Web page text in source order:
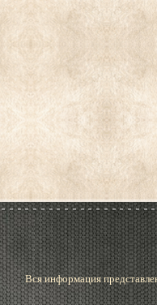
Вся информация